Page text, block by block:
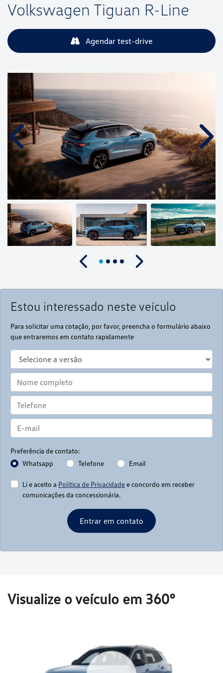
Volkswagen Tiguan R-Line
Agendar test-drive
Estou interessado neste veículo
Para solicitar uma cotação, por favor, preencha o formulário abaixo
que entraremos em contato rapidamente
Preferência de contato:
Whatsapp
Telefone Email
Li e aceito a Política de Privacidadee concordo em receber
comunicações da concessionária.
Entrar em contato
Anterior
Anterior Próximo
Visualize o veículo em 360°